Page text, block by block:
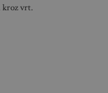
kroz vrt.